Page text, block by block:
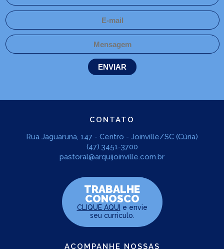
CONTATO
Rua Jaguaruna, 147 - Centro - Joinville/SC (Cúria)
(47) 3451-3700
pastoral@arquijoinville.com.br
TRABALHE
CONOSCO
CLIQUE AQUI e envie
seu curriculo.
ACOMPANHE NOSSAS